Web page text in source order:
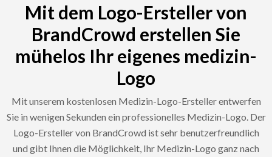
Mit dem Logo-Ersteller von
BrandCrowd erstellen Sie
mühelos Ihr eigenes medizin-
Logo
Mit unserem kostenlosen Medizin-Logo-Ersteller entwerfen
Sie in wenigen Sekunden ein professionelles Medizin-Logo. Der
Logo-Ersteller von BrandCrowd ist sehr benutzerfreundlich
und gibt Ihnen die Möglichkeit, Ihr Medizin-Logo ganz nach